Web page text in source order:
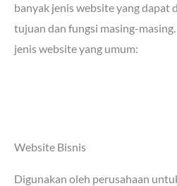
banyak jenis website yang dapat
tujuan dan fungsi masing-
jenis website yang umum:
Website Bisnis
Digunakan oleh perusahaan